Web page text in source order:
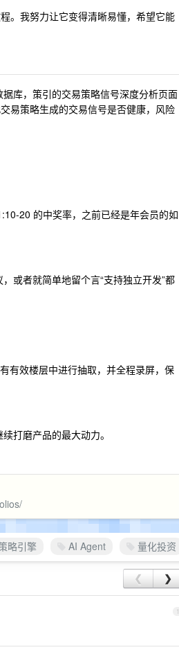
。我努力让它变得清晰易懂，希望它能
库，策引的交易策略信号深度分析页面
易策略生成的交易信号是否健康，风险
20 的中奖率，之前已经是年会员的如
或者就简单地留个言“支持独立开发”都
有效楼层中进行抽取，并全程录屏，保
打磨产品的最大动力。
略引擎 AI Agent 量化投资
❮ ❯
1